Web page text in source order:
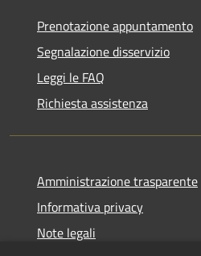
Prenotazione appuntamento
Segnalazione disservizio
Leggi le FAQ
Richiesta assistenza
Amministrazione trasparente
Informativa privacy
Note legali